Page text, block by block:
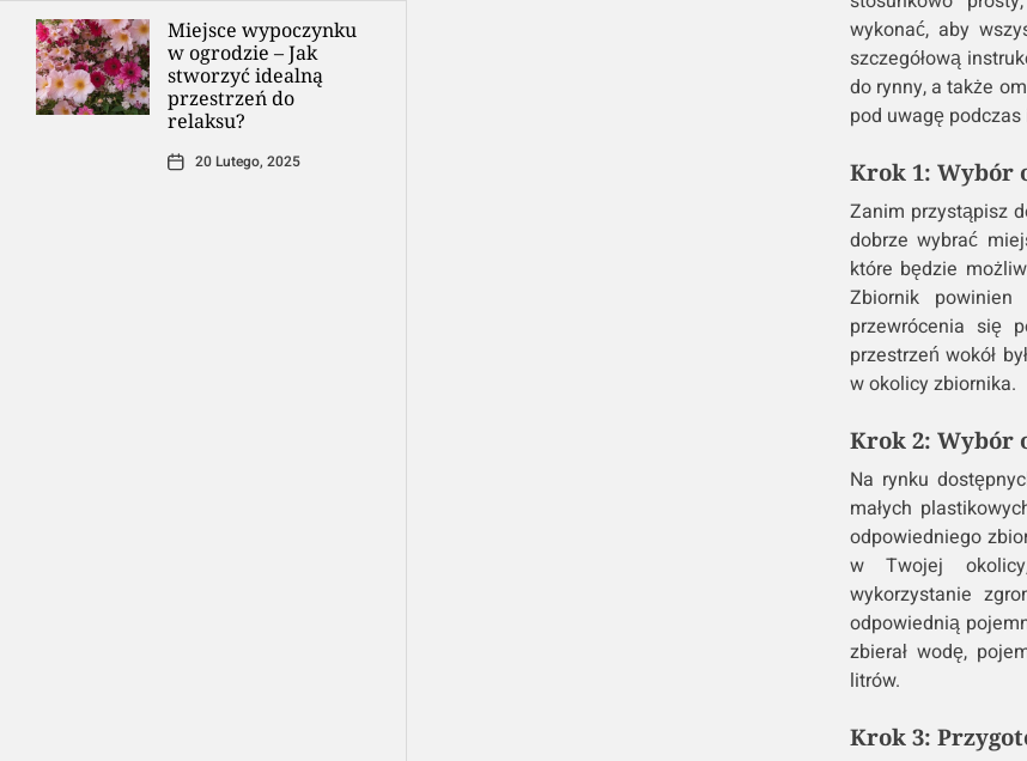
Miejsce wypoczynku
w ogrodzie – Jak
stworzyć idealną
przestrzeń do
relaksu?
20 Lutego, 2025
wykonać, aby
szczegółową
do rynny, a także
pod uwagę
Krok 1: Wybór
Zanim przystąpisz
dobrze wybrać
które będzie
Zbiornik
przewrócenia się
przestrzeń wokół
w okolicy zbiornika.
Krok 2: Wybór
Na rynku
małych
odpowiedniego
w Twojej
wykorzystanie
odpowiednią
zbierał wodę,
litrów.
Krok 3: